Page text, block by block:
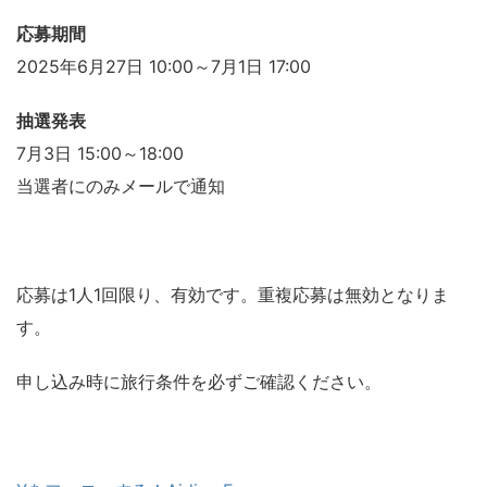
応募期間
2025年6月27日 10:00～7月1日 17:00
抽選発表
7月3日 15:00～18:00
当選者にのみメールで通知
応募は1人1回限り、有効です。重複応募は無効となりま
す。
申し込み時に旅行条件を必ずご確認ください。